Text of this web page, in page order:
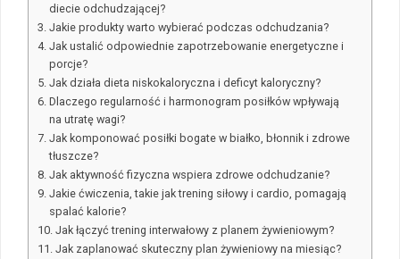
diecie odchudzającej?
Jakie produkty warto wybierać podczas odchudzania?
Jak ustalić odpowiednie zapotrzebowanie energetyczne i
porcje?
Jak działa dieta niskokaloryczna i deficyt kaloryczny?
Dlaczego regularność i harmonogram posiłków wpływają
na utratę wagi?
Jak komponować posiłki bogate w białko, błonnik i zdrowe
tłuszcze?
Jak aktywność fizyczna wspiera zdrowe odchudzanie?
Jakie ćwiczenia, takie jak trening siłowy i cardio, pomagają
spalać kalorie?
Jak łączyć trening interwałowy z planem żywieniowym?
Jak zaplanować skuteczny plan żywieniowy na miesiąc?